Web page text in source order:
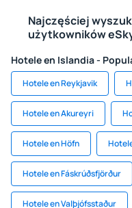
Najczęściej
użytkowników
Hotele en Islandia -
Hotele en Reykjavik
Hotele en Akureyri
Hotele en Höfn
Hotele en Fáskrúðsfjörður
Hotele en Valþjófsstaður